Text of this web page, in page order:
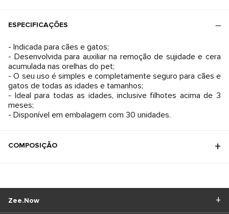
ESPECIFICAÇÕES
- Indicada para cães e gatos;
- Desenvolvida para auxiliar na remoção de sujidade e cera
acumulada nas orelhas do pet;
- O seu uso é simples e completamente seguro para cães e
gatos de todas as idades e tamanhos;
- Ideal para todas as idades, inclusive filhotes acima de 3
meses;
- Disponível em embalagem com 30 unidades.
COMPOSIÇÃO
Zee.Now